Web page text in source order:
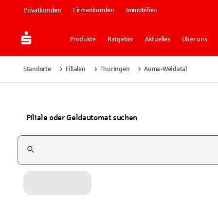
Privatkunden Firmenkunden Immobilien
Produkte Ratgeber Aktuelles Über uns
Standorte Filialen Thüringen Auma-Weidatal
Filiale oder Geldautomat suchen
Suchfeld